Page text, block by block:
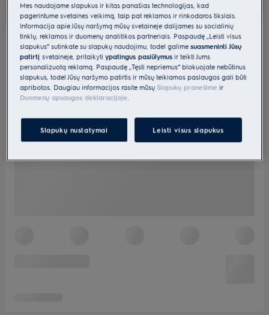
Mes naudojame slapukus ir kitas panašias technologijas, kad
pagerintume svetainės veikimą, taip pat reklamos ir rinkodaros tikslais.
Informacija apie Jūsų naršymą mūsų svetainėje dalijamės su socialinių
tinklų, reklamos ir duomenų analitikos partneriais. Paspaudę „Leisti visus
slapukus“ sutinkate su slapukų naudojimu, todėl galimesuasmeninti Jūsų
patirtįsvetainėje, pritaikytiypatingus pasiūlymus ir teikti Jums
personalizuotą reklamą. Paspaudę „Tęsti nepriėmus“ blokuojate nebūtinus
slapukus, todėl Jūsų naršymo patirtis ir mūsų teikiamos paslaugos gali būti
apribotos. Daugiau informacijos rasite mūsų Slapukų pranešime ir
Duomenų apsaugos deklaracijoje.
Slapukų nustatymai Leisti visus slapukus